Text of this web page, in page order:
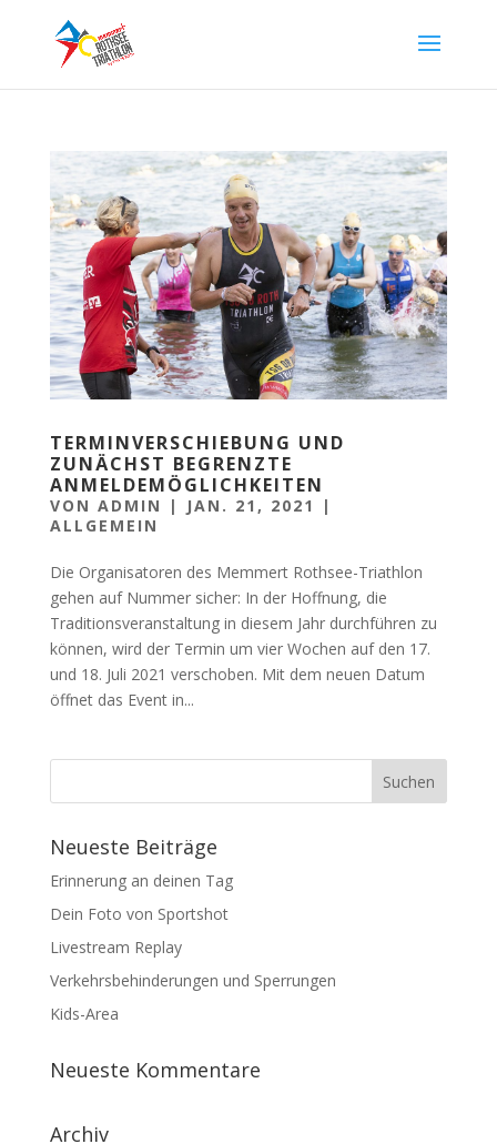
TERMINVERSCHIEBUNG UND
ZUNÄCHST BEGRENZTE
ANMELDEMÖGLICHKEITEN
VON ADMIN | JAN. 21, 2021
|
ALLGEMEIN
Die Organisatoren des Memmert Rothsee-Triathlon
gehen auf Nummer sicher: In der Hoffnung, die
Traditionsveranstaltung in diesem Jahr durchführen zu
können, wird der Termin um vier Wochen auf den 17.
und 18. Juli 2021 verschoben. Mit dem neuen Datum
öffnet das Event in...
Neueste Beiträge
Erinnerung an deinen Tag
Dein Foto von Sportshot
Livestream Replay
Verkehrsbehinderungen und Sperrungen
Kids-Area
Neueste Kommentare
Archiv